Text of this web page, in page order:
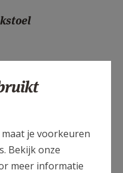
je voorkeuren
Bekijk onze
meer informatie